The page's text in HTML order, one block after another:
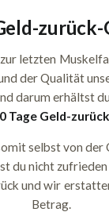
zurück-
letzten
der Qualität
darum erhältst
Tage Geld-
selbst von der
du nicht zufrieden
und wir
Betrag.